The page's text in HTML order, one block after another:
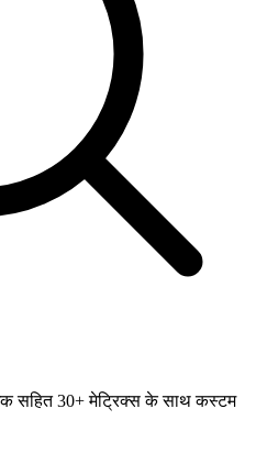
सहित 30+ मेट्रिक्स के साथ कस्टम